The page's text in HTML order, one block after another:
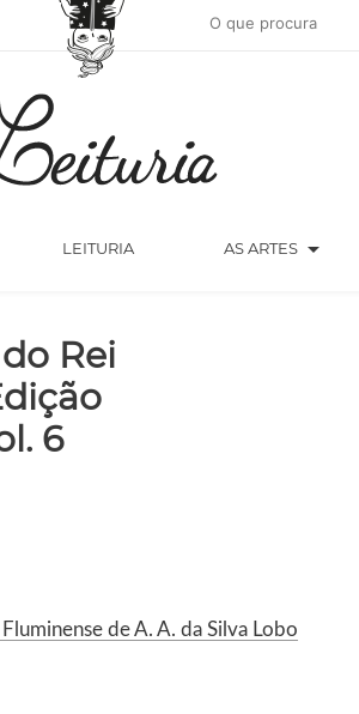
LEITURIA AS ARTES arrow_drop_down
Rei
6
de A. A. da Silva Lobo